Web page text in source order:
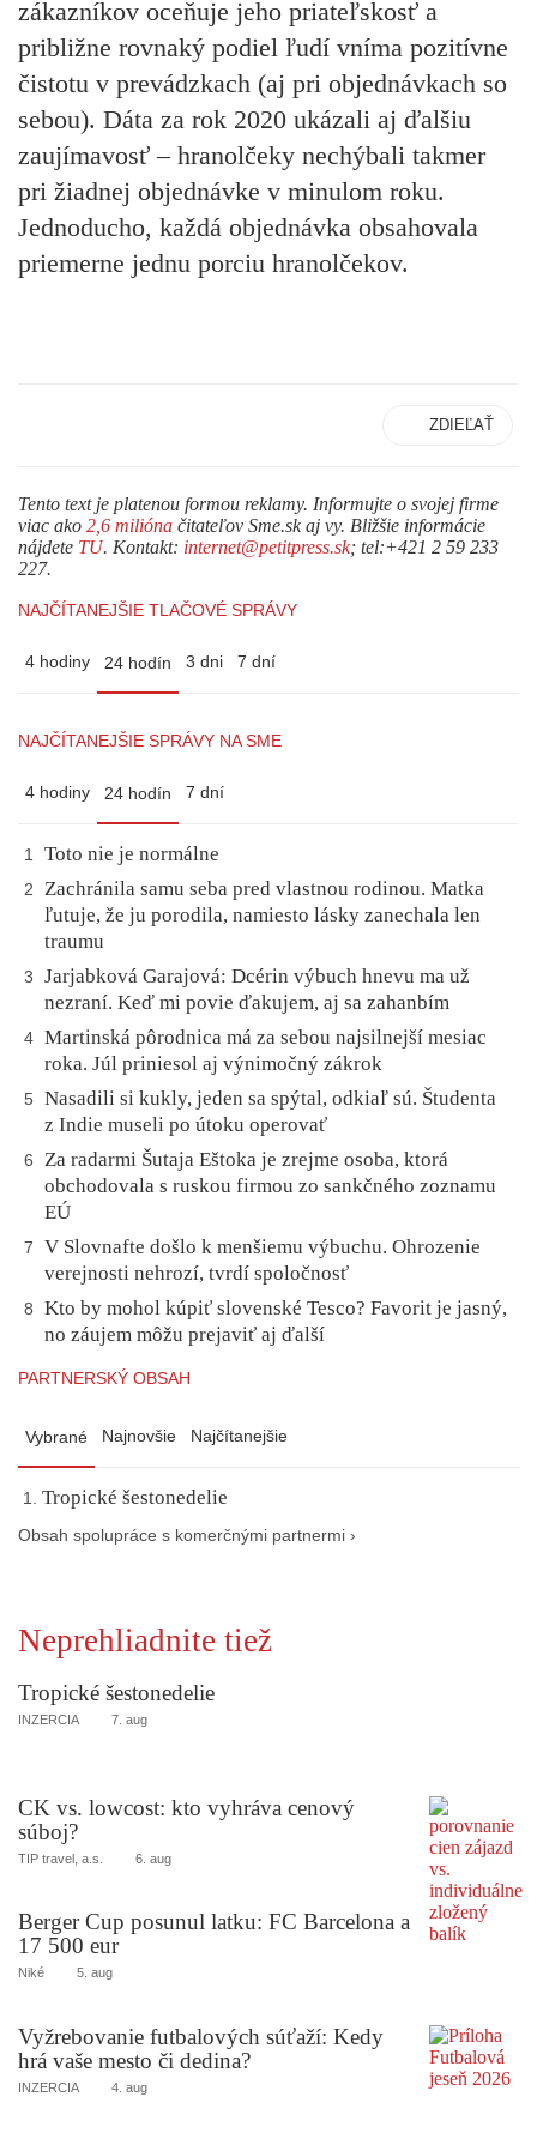
zákazníkov oceňuje jeho priateľskosť a
približne rovnaký podiel ľudí vníma pozitívne
čistotu v prevádzkach (aj pri objednávkach so
sebou). Dáta za rok 2020 ukázali aj ďalšiu
zaujímavosť – hranolčeky nechýbali takmer
pri žiadnej objednávke v minulom roku.
Jednoducho, každá objednávka obsahovala
priemerne jednu porciu hranolčekov.
ZDIEĽAŤ
Tento text je platenou formou reklamy. Informujte o svojej firme
viac ako 2,6 milióna čitateľov Sme.sk aj vy. Bližšie informácie
nájdete TU. Kontakt: internet@petitpress.sk; tel:+421 2 59 233
227.
NAJČÍTANEJŠIE TLAČOVÉ SPRÁVY
4 hodiny 24 hodín 3 dni 7 dní
NAJČÍTANEJŠIE SPRÁVY NA SME
4 hodiny 24 hodín 7 dní
1 Toto nie je normálne
2
Zachránila samu seba pred vlastnou rodinou. Matka
ľutuje, že ju porodila, namiesto lásky zanechala len
traumu
3
Jarjabková Garajová: Dcérin výbuch hnevu ma už
nezraní. Keď mi povie ďakujem, aj sa zahanbím
4 Martinská pôrodnica má za sebou najsilnejší mesiac
roka. Júl priniesol aj výnimočný zákrok
5
Nasadili si kukly, jeden sa spýtal, odkiaľ sú. Študenta
z Indie museli po útoku operovať
6
Za radarmi Šutaja Eštoka je zrejme osoba, ktorá
obchodovala s ruskou firmou zo sankčného zoznamu
EÚ
7
V Slovnafte došlo k menšiemu výbuchu. Ohrozenie
verejnosti nehrozí, tvrdí spoločnosť
8
Kto by mohol kúpiť slovenské Tesco? Favorit je jasný,
no záujem môžu prejaviť aj ďalší
PARTNERSKÝ OBSAH
Vybrané Najnovšie Najčítanejšie
Tropické šestonedelie
Obsah spolupráce s komerčnými partnermi ›
Neprehliadnite tiež
Tropické šestonedelie
INZERCIA 7. aug
CK vs. lowcost: kto vyhráva cenový
súboj?
TIP travel, a.s. 6. aug
Berger Cup posunul latku: FC Barcelona a
17 500 eur
Niké 5. aug
Vyžrebovanie futbalových súťaží: Kedy
hrá vaše mesto či dedina?
INZERCIA 4. aug